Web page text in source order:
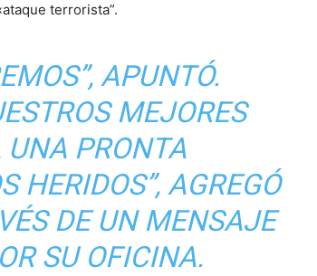
terrorista”.
APUNTÓ.
MEJORES
UNA PRONTA
HERIDOS”, AGREGÓ
DE UN MENSAJE
SU OFICINA.